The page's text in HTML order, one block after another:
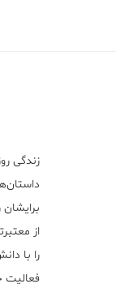
زندگی
از
را با
فعالیت خود را